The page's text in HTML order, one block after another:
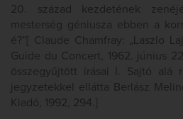
20. század kezdetének
mesterség géniusza ebben a
é?”[ Claude Chamfray: „Laszlo
Guide du Concert, 1962. június
összegyűjtött írásai I. Sajtó alá
jegyzetekkel ellátta Berlász
Kiadó, 1992, 294.]